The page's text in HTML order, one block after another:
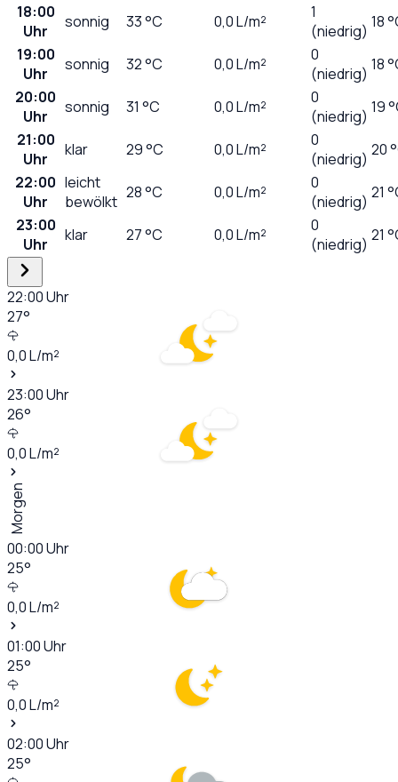
18:00
Uhr
sonnig 33°C 0,0L/m²
1
(niedrig) 18
19:00
Uhr
sonnig 32°C 0,0L/m²
0
(niedrig) 18
20:00
Uhr
sonnig 31 °C 0,0L/m²
0
(niedrig) 19
21:00
Uhr
klar 29°C 0,0L/m²
0
(niedrig) 20
22:00
Uhr
leicht
bewölkt 28°C 0,0L/m²
0
(niedrig) 21
23:00
Uhr
klar 27°C 0,0L/m²
0
(niedrig) 21
22:00Uhr
27°
0,0L/m²
23:00Uhr
26°
0,0L/m²
Morgen
00:00Uhr
25°
0,0L/m²
01:00Uhr
25°
0,0L/m²
02:00Uhr
25°